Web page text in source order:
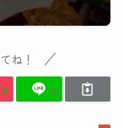
ね！